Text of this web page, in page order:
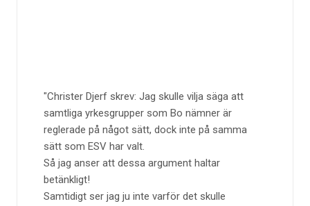
Christer Djerf skrev: Jag skulle vilja säga att
samtliga yrkesgrupper som Bo nämner är
reglerade på något sätt, dock inte på samma
sätt som ESV har valt.
Så jag anser att dessa argument haltar
betänkligt!
Samtidigt ser jag ju inte varför det skulle